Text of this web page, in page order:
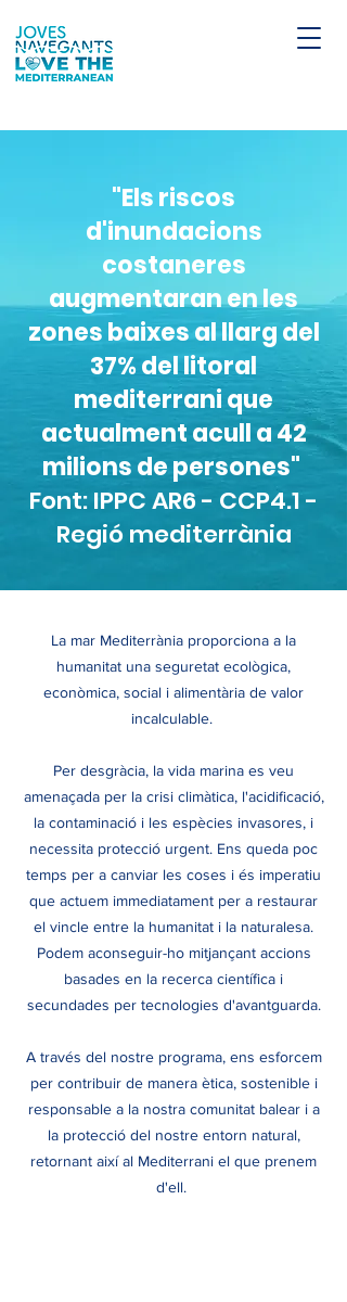
"Els riscos
d'inundacions
costaneres
augmentaran en les
zones baixes al llarg del
37% del litoral
mediterrani que
actualment acull a 42
milions de persones"
Font: IPPC AR6 - CCP4.1 -
Regió mediterrània
La mar Mediterrània proporciona a la
humanitat una seguretat ecològica,
econòmica, social i alimentària de valor
incalculable.
Per desgràcia, la vida marina es veu
amenaçada per la crisi climàtica, l'acidificació,
la contaminació i les espècies invasores, i
necessita protecció urgent. Ens queda poc
temps per a canviar les coses i és imperatiu
que actuem immediatament per a restaurar
el vincle entre la humanitat i la naturalesa.
Podem aconseguir-ho mitjançant accions
basades en la recerca científica i
secundades per tecnologies d'avantguarda.
A través del nostre programa, ens esforcem
per contribuir de manera ètica, sostenible i
responsable a la nostra comunitat balear i a
la protecció del nostre entorn natural,
retornant així al Mediterrani el que prenem
d'ell.